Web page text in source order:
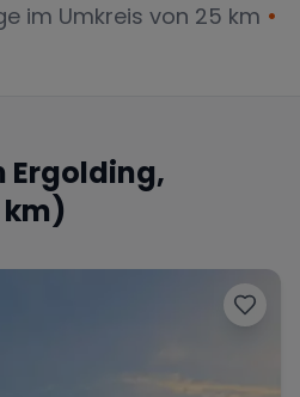
BMW
im Umkreis von 25 km •
Ergolding,
km)